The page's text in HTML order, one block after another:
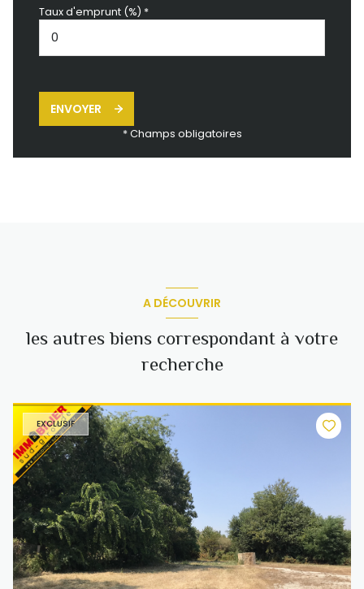
Taux d'emprunt (%) *
ENVOYER
* Champs obligatoires
A DÉCOUVRIR
les autres biens correspondant à votre
recherche
EXCLUSIF